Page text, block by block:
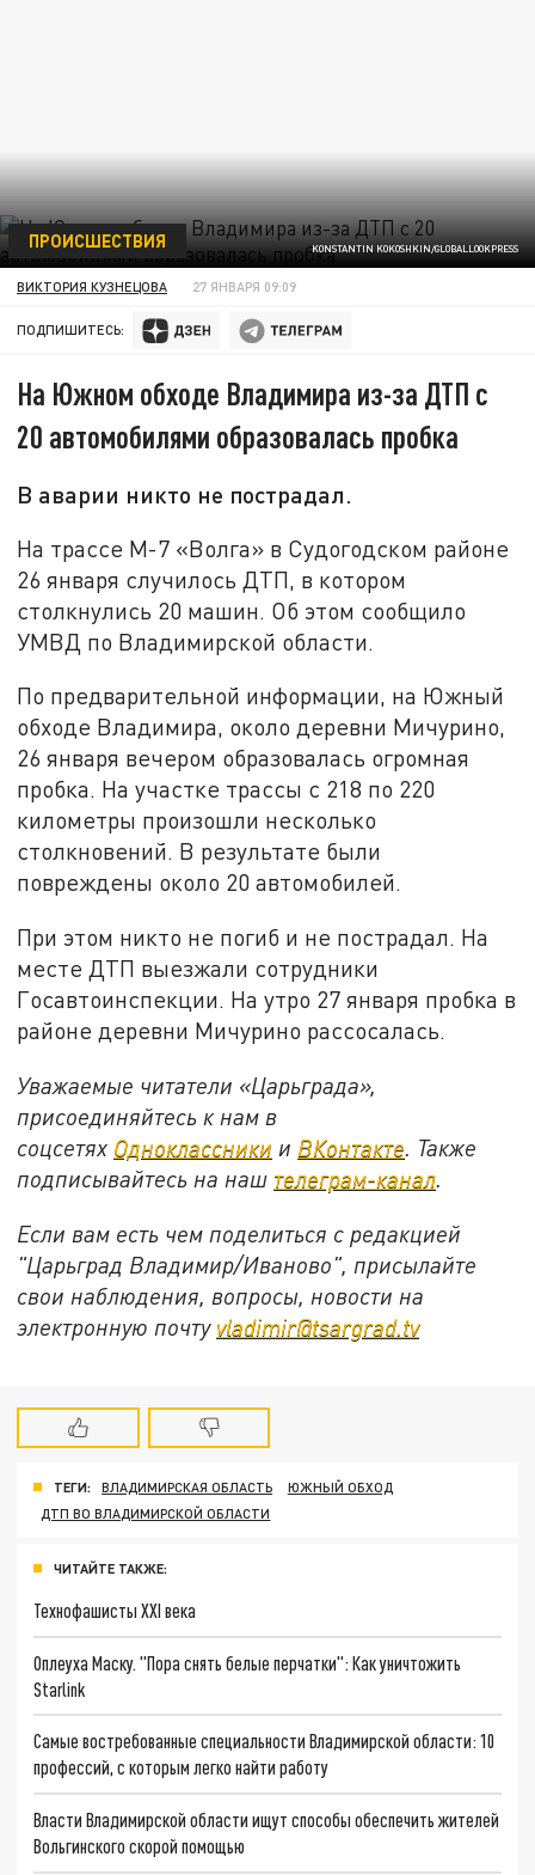
KONSTANTIN KOKOSHKIN/GLOBALLOOKPRESS
ПРОИСШЕСТВИЯ
ВИКТОРИЯ КУЗНЕЦОВА 27 ЯНВАРЯ 09:09
ПОДПИШИТЕСЬ:
На Южном обходе Владимира из-за ДТП с
20 автомобилями образовалась пробка
В аварии никто не пострадал.
На трассе М-7 «Волга» в Судогодском районе
26 января случилось ДТП, в котором
столкнулись 20 машин. Об этом сообщило
УМВД по Владимирской области.
По предварительной информации, на Южный
обходе Владимира, около деревни Мичурино,
26 января вечером образовалась огромная
пробка. На участке трассы с 218 по 220
километры произошли несколько
столкновений. В результате были
повреждены около 20 автомобилей.
При этом никто не погиб и не пострадал. На
месте ДТП выезжали сотрудники
Госавтоинспекции. На утро 27 января пробка в
районе деревни Мичурино рассосалась.
Уважаемые читатели «Царьграда»,
присоединяйтесь к нам в
соцсетях Одноклассники и ВКонтакте. Также
подписывайтесь на наш телеграм-канал.
Если вам есть чем поделиться с редакцией
"Царьград Владимир/Иваново", присылайте
свои наблюдения, вопросы, новости на
электронную почту vladimir@tsargrad.tv
ТЕГИ: ВЛАДИМИРСКАЯ ОБЛАСТЬ
ЮЖНЫЙ ОБХОД
ДТП ВО ВЛАДИМИРСКОЙ ОБЛАСТИ
ЧИТАЙТЕ ТАКЖЕ:
Технофашисты XXI века
Оплеуха Маску. "Пора снять белые перчатки": Как уничтожить
Starlink
Самые востребованные специальности Владимирской области: 10
профессий, с которым легко найти работу
Власти Владимирской области ищут способы обеспечить жителей
Вольгинского скорой помощью